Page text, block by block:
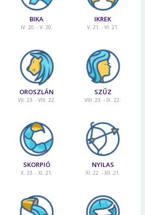
BIKA
IV. 20. - V. 20.
IKREK
V. 21. - VI. 21.
OROSZLÁN
VII. 23. - VIII. 22.
SZŰZ
VIII. 23. - IX. 22.
SKORPIÓ
X. 23. - XI. 21.
NYILAS
XI. 22. - XII. 21.